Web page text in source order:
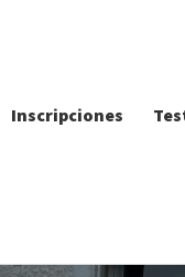
Inscripciones